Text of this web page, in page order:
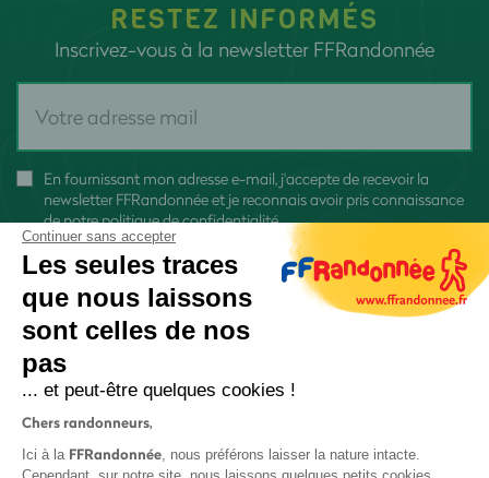
RESTEZ INFORMÉS
Inscrivez-vous à la newsletter FFRandonnée
En fournissant mon adresse e-mail, j'accepte de recevoir la
newsletter FFRandonnée et je reconnais avoir pris connaissance
denotre politique de confidentialité
Continuer sans accepter
Les seules traces
que nous laissons
sont celles de nos
pas
... et peut-être quelques cookies !
Chers randonneurs,
Ici à la FFRandonnée, nous préférons laisser la nature intacte.